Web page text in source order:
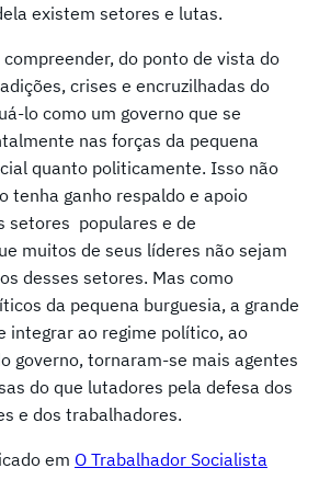
existem setores e lutas.
do ponto de vista do
crises e encruzilhadas do
lo como um governo que se
nas forças da pequena
quanto politicamente. Isso não
tenha ganho respaldo e apoio
setores populares e de
muitos de seus líderes não sejam
desses setores. Mas como
da pequena burguesia, a grande
integrar ao regime político, ao
governo, tornaram-se mais agentes
do que lutadores pela defesa dos
e dos trabalhadores.
em O Trabalhador Socialista